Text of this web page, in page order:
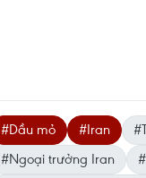
#Dầu mỏ #Iran
#Ngoại trưởng Iran